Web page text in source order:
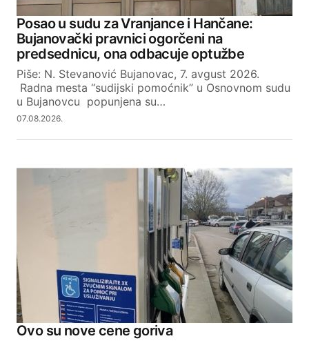
Your Name
Your E-mail
SUBMIT COMMENT
Posao u sudu za Vranjance i Hančane:
Bujanovački pravnici ogorčeni na
predsednicu, ona odbacuje optužbe
Piše: N. Stevanović Bujanovac, 7. avgust 2026.
Radna mesta “sudijski pomoćnik” u Osnovnom sudu
u Bujanovcu popunjena su…
07.08.2026.
Ovo su nove cene goriva